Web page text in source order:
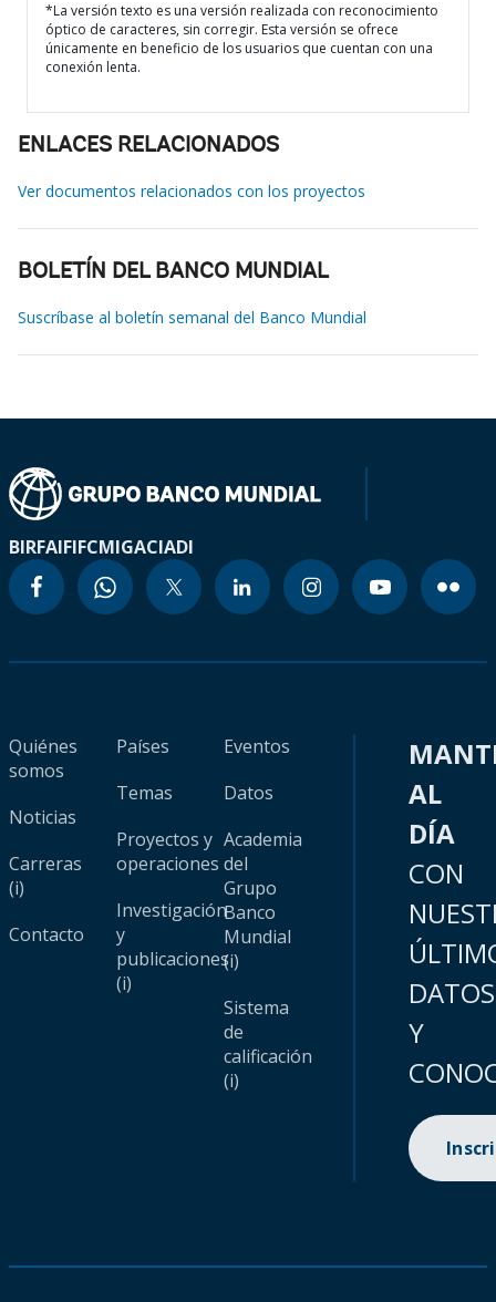
*La versión texto es una versión realizada con reconocimiento
óptico de caracteres, sin corregir. Esta versión se ofrece
únicamente en beneficio de los usuarios que cuentan con una
conexión lenta.
ENLACES RELACIONADOS
Ver documentos relacionados con los proyectos
BOLETÍN DEL BANCO MUNDIAL
Suscríbase al boletín semanal del Banco Mundial
BIRFAIFIFCMIGACIADI
Quiénes
somos
Noticias
Carreras
(i)
Contacto
Países
Temas
Proyectos y
operaciones
Investigación
y
publicaciones
(i)
Eventos
Datos
Academia
del
Grupo
Banco
Mundial
(i)
Sistema
de
calificación
(i)
AL
DÍA
CON
DATOS
Y